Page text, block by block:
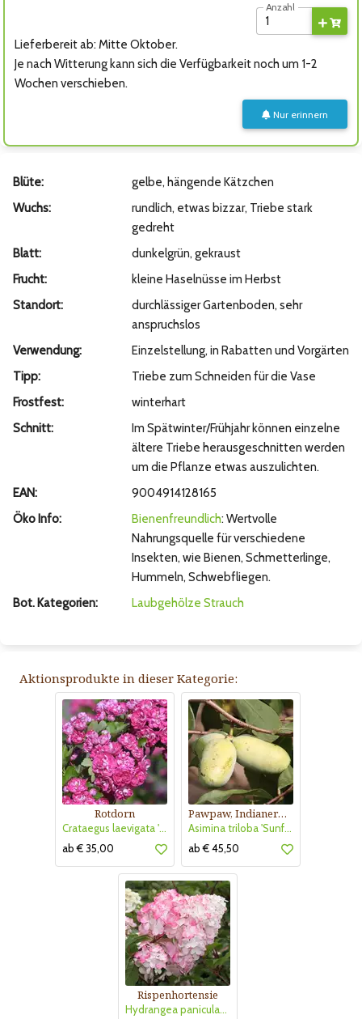
Anzahl
Lieferbereit ab: Mitte Oktober.
Je nach Witterung kann sich die Verfügbarkeit noch um 1-2
Wochen verschieben.
Nur erinnern
Blüte:
gelbe, hängende Kätzchen
Wuchs:
rundlich, etwas bizzar, Triebe stark
gedreht
Blatt:
dunkelgrün, gekraust
Frucht:
kleine Haselnüsse im Herbst
Standort:
durchlässiger Gartenboden, sehr
anspruchslos
Verwendung:
Einzelstellung, in Rabatten und Vorgärten
Tipp:
Triebe zum Schneiden für die Vase
Frostfest:
winterhart
Schnitt:
Im Spätwinter/Frühjahr können einzelne
ältere Triebe herausgeschnitten werden
um die Pflanze etwas auszulichten.
EAN:
9004914128165
Öko Info:
Bienenfreundlich: Wertvolle
Nahrungsquelle für verschiedene
Insekten, wie Bienen, Schmetterlinge,
Hummeln, Schwebfliegen.
Bot. Kategorien:
Laubgehölze Strauch
Aktionsprodukte in dieser Kategorie:
Rotdorn
Crataegus laevigata 'Pauls Scarlet'
ab € 35,00
Pawpaw, Indianerbanane
Asimina triloba 'Sunflower'
ab € 45,50
Rispenhortensie
Hydrangea paniculata 'Vanille Fraise'